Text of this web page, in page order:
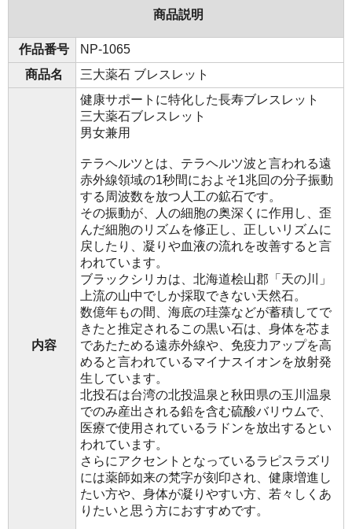
商品説明
作品番号
NP-1065
商品名
三大薬石 ブレスレット
内容
健康サポートに特化した長寿ブレスレット
三大薬石ブレスレット
男女兼用
テラヘルツとは、テラヘルツ波と言われる遠
赤外線領域の1秒間におよそ1兆回の分子振動
する周波数を放つ人工の鉱石です。
その振動が、人の細胞の奥深くに作用し、歪
んだ細胞のリズムを修正し、正しいリズムに
戻したり、凝りや血液の流れを改善すると言
われています。
ブラックシリカは、北海道桧山郡「天の川」
上流の山中でしか採取できない天然石。
数億年もの間、海底の珪藻などが蓄積してで
きたと推定されるこの黒い石は、身体を芯ま
であたためる遠赤外線や、免疫力アップを高
めると言われているマイナスイオンを放射発
生しています。
北投石は台湾の北投温泉と秋田県の玉川温泉
でのみ産出される鉛を含む硫酸バリウムで、
医療で使用されているラドンを放出するとい
われています。
さらにアクセントとなっているラピスラズリ
には薬師如来の梵字が刻印され、健康増進し
たい方や、身体が凝りやすい方、若々しくあ
りたいと思う方におすすめです。